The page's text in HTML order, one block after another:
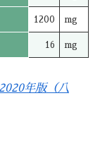
1200 mg
16 mg
年版（八